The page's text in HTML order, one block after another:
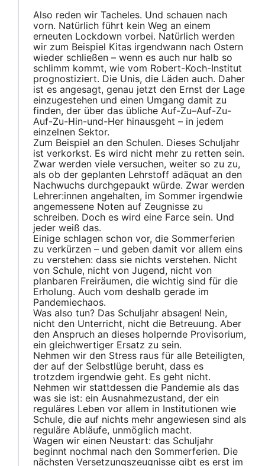
Also reden wir Tacheles. Und schauen nach
vorn. Natürlich führt kein Weg an einem
erneuten Lockdown vorbei. Natürlich werden
wir zum Beispiel Kitas irgendwann nach Ostern
wieder schließen – wenn es auch nur halb so
schlimm kommt, wie vom Robert-Koch-Institut
prognostiziert. Die Unis, die Läden auch. Daher
ist es angesagt, genau jetzt den Ernst der Lage
einzugestehen und einen Umgang damit zu
finden, der über das übliche Auf-Zu–Auf-Zu-
Auf-Zu-Hin-und-Her hinausgeht – in jedem
einzelnen Sektor.
Zum Beispiel an den Schulen. Dieses Schuljahr
ist verkorkst. Es wird nicht mehr zu retten sein.
Zwar werden viele versuchen, weiter so zu zu,
als ob der geplanten Lehrstoff adäquat an den
Nachwuchs durchgepaukt würde. Zwar werden
Lehrer:innen angehalten, im Sommer irgendwie
angemessene Noten auf Zeugnisse zu
schreiben. Doch es wird eine Farce sein. Und
jeder weiß das.
Einige schlagen schon vor, die Sommerferien
zu verkürzen – und geben damit vor allem eins
zu verstehen: dass sie nichts verstehen. Nicht
von Schule, nicht von Jugend, nicht von
planbaren Freiräumen, die wichtig sind für die
Erholung. Auch vom deshalb gerade im
Pandemiechaos.
Was also tun? Das Schuljahr absagen! Nein,
nicht den Unterricht, nicht die Betreuung. Aber
den Anspruch an dieses holpernde Provisorium,
ein gleichwertiger Ersatz zu sein.
Nehmen wir den Stress raus für alle Beteiligten,
der auf der Selbstlüge beruht, dass es
trotzdem irgendwie geht. Es geht nicht.
Nehmen wir stattdessen die Pandemie als das
was sie ist: ein Ausnahmezustand, der ein
reguläres Leben vor allem in Institutionen wie
Schule, die auf nichts mehr angewiesen sind als
reguläre Abläufe, unmöglich macht.
Wagen wir einen Neustart: das Schuljahr
beginnt nochmal nach den Sommerferien. Die
nächsten Versetzungszeugnisse gibt es erst im